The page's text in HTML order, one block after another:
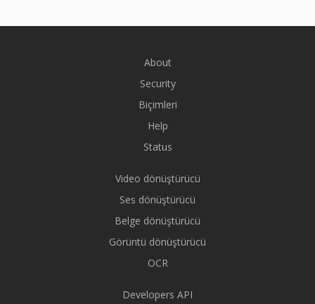
About
Security
Biçimleri
Help
Status
Video dönüştürücü
Ses dönüştürücü
Belge dönüştürücü
Görüntü dönüştürücü
OCR
Developers API